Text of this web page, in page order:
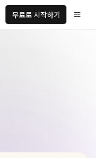
무료로 시작하기